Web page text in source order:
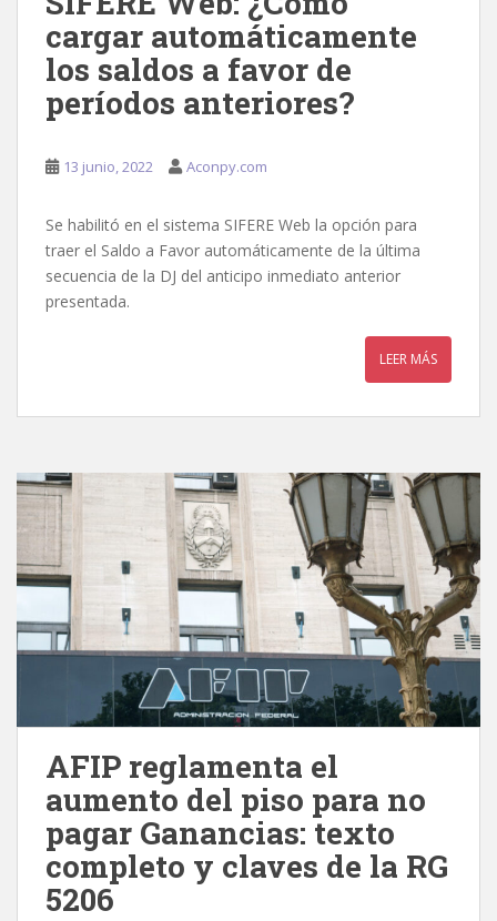
cargar automáticamente
los saldos a favor de
períodos anteriores?
13 junio, 2022 Aconpy.com
Se habilitó en el sistema SIFERE Web la opción para
traer el Saldo a Favor automáticamente de la última
secuencia de la DJ del anticipo inmediato anterior
presentada.
LEER MÁS
AFIP reglamenta el
aumento del piso para no
pagar Ganancias: texto
completo y claves de la RG
5206